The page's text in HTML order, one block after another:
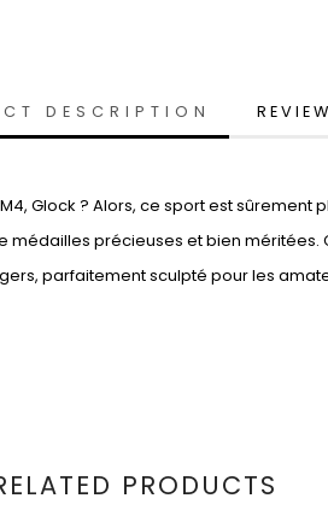
DESCRIPTION
Glock ? Alors, ce sport est
précieuses et bien méritées.
parfaitement sculpté pour les
PRODUCTS